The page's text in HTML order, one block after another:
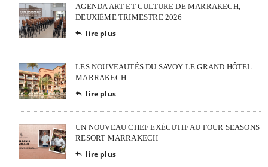
AGENDA ART ET CULTURE DE MARRAKECH,
DEUXIÈME TRIMESTRE 2026
 lire plus
LES NOUVEAUTÉS DU SAVOY LE GRAND HÔTEL
MARRAKECH
 lire plus
UN NOUVEAU CHEF EXÉCUTIF AU FOUR SEASONS
RESORT MARRAKECH
 lire plus